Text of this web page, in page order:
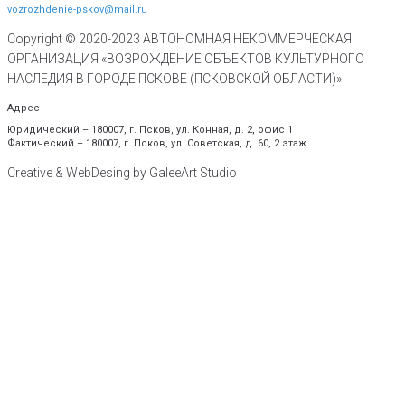
vozrozhdenie-pskov@mail.ru
Copyright © 2020-2023 АВТОНОМНАЯ НЕКОММЕРЧЕСКАЯ
ОРГАНИЗАЦИЯ «ВОЗРОЖДЕНИЕ ОБЪЕКТОВ КУЛЬТУРНОГО
НАСЛЕДИЯ В ГОРОДЕ ПСКОВЕ (ПСКОВСКОЙ ОБЛАСТИ)»
Адрес
Юридический – 180007, г. Псков, ул. Конная, д. 2, офис 1
Фактический – 180007, г. Псков, ул. Советская, д. 60, 2 этаж
Creative & WebDesing by GaleeArt Studio